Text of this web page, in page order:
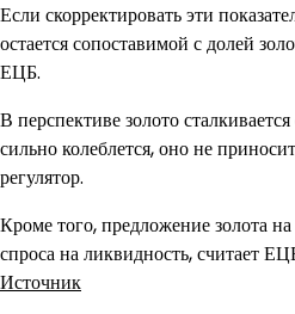
Если скорректировать эти
остается сопоставимой с долей
ЕЦБ.
В перспективе золото
сильно колеблется, оно не
регулятор.
Кроме того, предложение золота
спроса на ликвидность, считает
Источник